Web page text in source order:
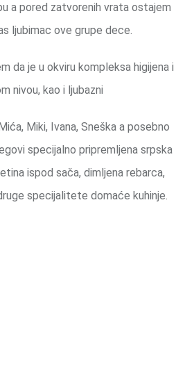
a pored zatvorenih vrata ostajem
ljubimac ove grupe dece.
da je u okviru kompleksa higijena i
nivou, kao i ljubazni
Miki, Ivana, Sneška a posebno
specijalno pripremljena srpska
ispod sača, dimljena rebarca,
specijalitete domaće kuhinje.